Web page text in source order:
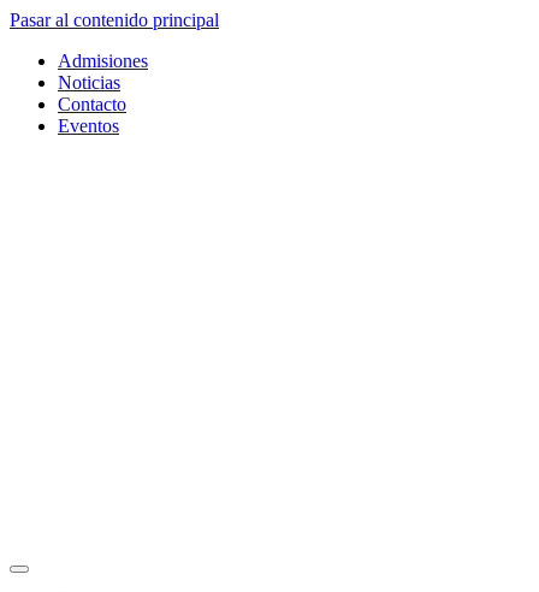
Pasar al contenido principal
Admisiones
Noticias
Contacto
Eventos